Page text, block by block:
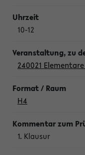
10-12
240021
H4
1. Klausur